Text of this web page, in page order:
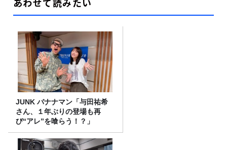
JUNK バナナマン「与田祐希
さん、１年ぶりの登場も再
び“アレ”を喰らう！？」